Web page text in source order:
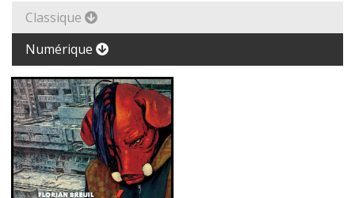
Classique
Numérique